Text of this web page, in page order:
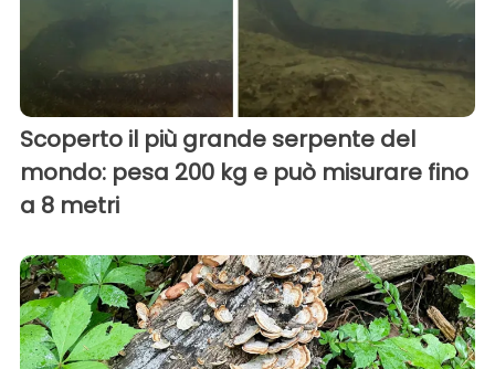
Scoperto il più grande serpente del
mondo: pesa 200 kg e può misurare fino
a 8 metri